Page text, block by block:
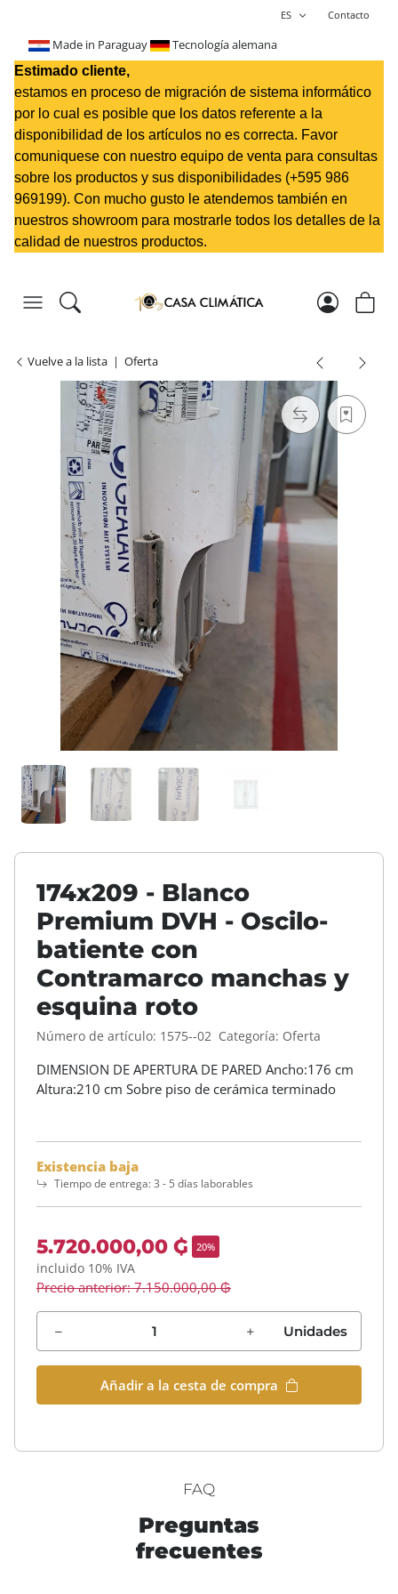
ES Contacto
Made in Paraguay Tecnología alemana
Estimado cliente,
estamos en proceso de migración de sistema informático
por lo cual es posible que los datos referente a la
disponibilidad de los artículos no es correcta. Favor
comuniquese con nuestro equipo de venta para consultas
sobre los productos y sus disponibilidades (+595 986
969199). Con mucho gusto le atendemos también en
nuestros showroom para mostrarle todos los detalles de la
calidad de nuestros productos.
Vuelve a la lista Oferta
174x209 - Blanco
Premium DVH - Oscilo-
batiente con
Contramarco manchas y
esquina roto
Número de artículo: 1575--02 Categoría: Oferta
DIMENSION DE APERTURA DE PARED Ancho:176 cm
Altura:210 cm Sobre piso de cerámica terminado
Existencia baja
Tiempo de entrega:3 - 5 días laborables
5.720.000,00 ₲ 20%
incluido 10% IVA
Precio anterior: 7.150.000,00 ₲
Unidades
Añadir a la cesta de compra
FAQ
Preguntas
frecuentes